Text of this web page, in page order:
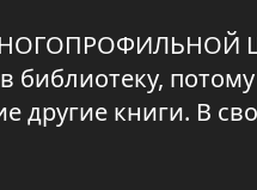
другие книги. В